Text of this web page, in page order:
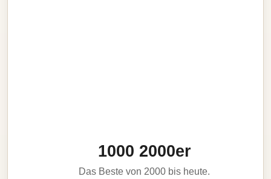
1000 2000er
Das Beste von 2000 bis heute.